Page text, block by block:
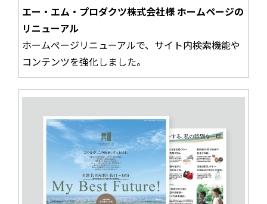
エー・エム・プロダクツ株式会社様 ホームページの
リニューアル
ホームぺージリニューアルで、サイト内検索機能や
コンテンツを強化しました。